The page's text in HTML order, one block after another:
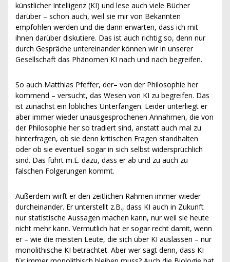
künstlicher Intelligenz (KI) und lese auch viele Bücher
darüber – schon auch, weil sie mir von Bekannten
empfohlen werden und die dann erwarten, dass ich mit
ihnen darüber diskutiere. Das ist auch richtig so, denn nur
durch Gespräche untereinander können wir in unserer
Gesellschaft das Phänomen KI nach und nach begreifen.
So auch Matthias Pfeffer, der– von der Philosophie her
kommend – versucht, das Wesen von KI zu begreifen. Das
ist zunächst ein löbliches Unterfangen. Leider unterliegt er
aber immer wieder unausgesprochenen Annahmen, die von
der Philosophie her so tradiert sind, anstatt auch mal zu
hinterfragen, ob sie denn kritischen Fragen standhalten
oder ob sie eventuell sogar in sich selbst widersprüchlich
sind. Das führt m.E. dazu, dass er ab und zu auch zu
falschen Folgerungen kommt.
Außerdem wirft er den zeitlichen Rahmen immer wieder
durcheinander. Er unterstellt z.B., dass KI auch in Zukunft
nur statistische Aussagen machen kann, nur weil sie heute
nicht mehr kann. Vermutlich hat er sogar recht damit, wenn
er – wie die meisten Leute, die sich über KI auslassen – nur
monolithische KI betrachtet. Aber wer sagt denn, dass KI